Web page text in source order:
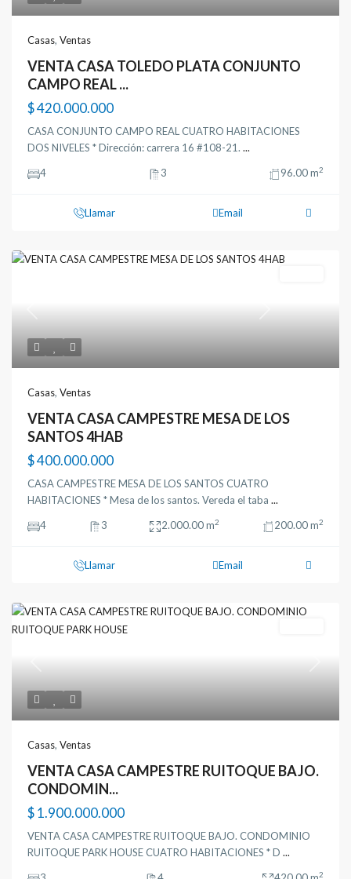
Casas, Ventas
VENTA CASA TOLEDO PLATA CONJUNTO
CAMPO REAL ...
$ 420.000.000
CASA CONJUNTO CAMPO REAL CUATRO HABITACIONES
DOS NIVELES * Dirección: carrera 16 #108-21. ...
4
3 96.00 m2
Llamar Email
Previous Next
Casas, Ventas
VENTA CASA CAMPESTRE MESA DE LOS
SANTOS 4HAB
$ 400.000.000
CASA CAMPESTRE MESA DE LOS SANTOS CUATRO
HABITACIONES * Mesa de los santos. Vereda el taba ...
4
3 2.000.00 m2 200.00 m2
Llamar Email
Previous Next
Casas, Ventas
VENTA CASA CAMPESTRE RUITOQUE BAJO.
CONDOMIN...
$ 1.900.000.000
VENTA CASA CAMPESTRE RUITOQUE BAJO. CONDOMINIO
RUITOQUE PARK HOUSE CUATRO HABITACIONES * D ...
2